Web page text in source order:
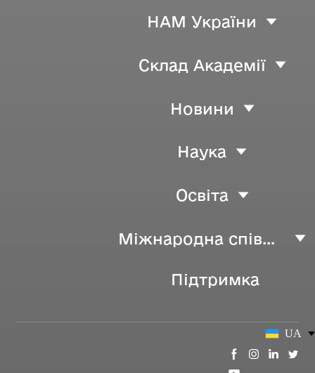
НАМ України
Склад Академії
Новини
Наука
Освіта
Міжнародна співпраця
Підтримка
UA
EN
EN